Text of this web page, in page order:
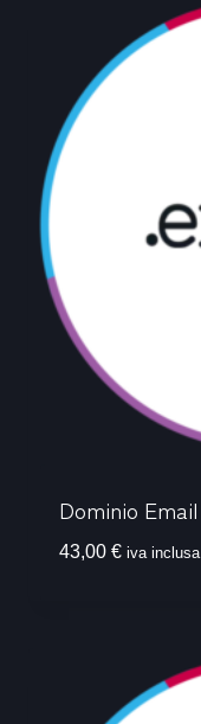
Dominio Email
43,00 € iva inclusa